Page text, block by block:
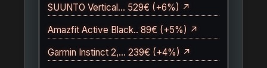
SUUNTO Vertical… 529€ (+6%) ↗
Amazfit Active Black.. 89€ (+5%) ↗
Garmin Instinct 2,… 239€ (+4%) ↗